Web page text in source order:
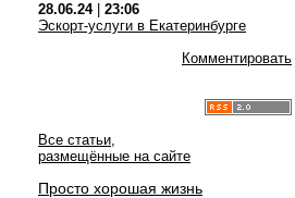
28.06.24| 23:06
Эскорт-услуги в Екатеринбурге
Комментировать
Все статьи,
размещённые на сайте
Просто хорошая жизнь